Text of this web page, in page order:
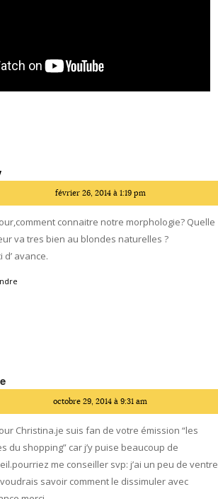
février 26, 2014 à 1:19 pm
connaitre notre morphologie? Quelle
va tres bien au blondes naturelles ?
d’ avance.
octobre 29, 2014 à 9:31 am
Christina.je suis fan de votre émission “les
du shopping” car j’y puise beaucoup de
me conseiller svp: j’ai un peu de ventre
savoir comment le dissimuler avec